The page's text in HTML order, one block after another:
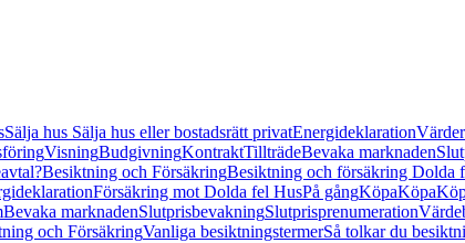
Sälja hus Sälja hus eller bostadsrätt privatEnergideklaration
VisningBudgivningKontraktTillträdeBevaka marknaden
Besiktning och FörsäkringBesiktning och försäkring Dolda
Försäkring mot Dolda fel HusPå gångKöpaKöpa
Bevaka marknadenSlutprisbevakningSlutprisprenumeration
och FörsäkringVanliga besiktningstermerSå tolkar du